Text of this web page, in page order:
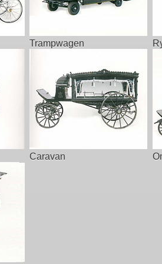
Trampwagen
Caravan